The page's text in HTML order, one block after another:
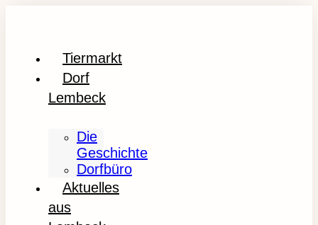
Tiermarkt
Dorf
Lembeck
Die
Geschichte
Dorfbüro
Aktuelles
aus